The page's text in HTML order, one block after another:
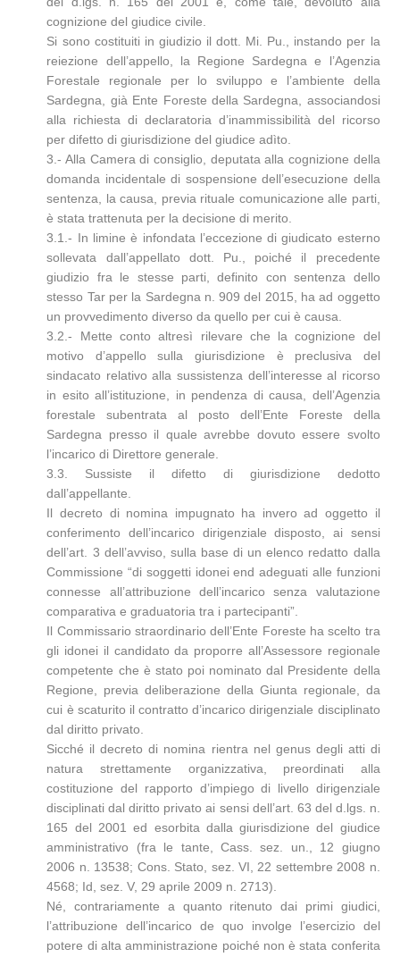
cognizione del giudice civile.
Si sono costituiti in giudizio il dott. Mi. Pu., instando per la
reiezione dell’appello, la Regione Sardegna e l’Agenzia
Forestale regionale per lo sviluppo e l’ambiente della
Sardegna, già Ente Foreste della Sardegna, associandosi
alla richiesta di declaratoria d’inammissibilità del ricorso
per difetto di giurisdizione del giudice adìto.
3.- Alla Camera di consiglio, deputata alla cognizione della
domanda incidentale di sospensione dell’esecuzione della
sentenza, la causa, previa rituale comunicazione alle parti,
è stata trattenuta per la decisione di merito.
3.1.- In limine è infondata l’eccezione di giudicato esterno
sollevata dall’appellato dott. Pu., poiché il precedente
giudizio fra le stesse parti, definito con sentenza dello
stesso Tar per la Sardegna n. 909 del 2015, ha ad oggetto
un provvedimento diverso da quello per cui è causa.
3.2.- Mette conto altresì rilevare che la cognizione del
motivo d’appello sulla giurisdizione è preclusiva del
sindacato relativo alla sussistenza dell’interesse al ricorso
in esito all’istituzione, in pendenza di causa, dell’Agenzia
forestale subentrata al posto dell’Ente Foreste della
Sardegna presso il quale avrebbe dovuto essere svolto
l’incarico di Direttore generale.
3.3. Sussiste il difetto di giurisdizione dedotto
dall’appellante.
Il decreto di nomina impugnato ha invero ad oggetto il
conferimento dell’incarico dirigenziale disposto, ai sensi
dell’art. 3 dell’avviso, sulla base di un elenco redatto dalla
Commissione “di soggetti idonei end adeguati alle funzioni
connesse all’attribuzione dell’incarico senza valutazione
comparativa e graduatoria tra i partecipanti”.
Il Commissario straordinario dell’Ente Foreste ha scelto tra
gli idonei il candidato da proporre all’Assessore regionale
competente che è stato poi nominato dal Presidente della
Regione, previa deliberazione della Giunta regionale, da
cui è scaturito il contratto d’incarico dirigenziale disciplinato
dal diritto privato.
Sicché il decreto di nomina rientra nel genus degli atti di
natura strettamente organizzativa, preordinati alla
costituzione del rapporto d’impiego di livello dirigenziale
disciplinati dal diritto privato ai sensi dell’art. 63 del d.lgs. n.
165 del 2001 ed esorbita dalla giurisdizione del giudice
amministrativo (fra le tante, Cass. sez. un., 12 giugno
2006 n. 13538; Cons. Stato, sez. VI, 22 settembre 2008 n.
4568; Id, sez. V, 29 aprile 2009 n. 2713).
Né, contrariamente a quanto ritenuto dai primi giudici,
l’attribuzione dell’incarico de quo involge l’esercizio del
potere di alta amministrazione poiché non è stata conferita